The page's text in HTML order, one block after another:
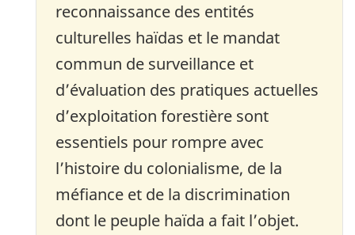
reconnaissance des entités
culturelles haïdas et le mandat
commun de surveillance et
d’évaluation des pratiques actuelles
d’exploitation forestière sont
essentiels pour rompre avec
l’histoire du colonialisme, de la
méfiance et de la discrimination
dont le peuple haïda a fait l’objet.